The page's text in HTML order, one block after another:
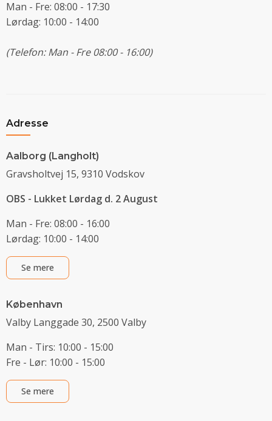
Man - Fre: 08:00 - 17:30
Lørdag: 10:00 - 14:00
(Telefon: Man - Fre 08:00 - 16:00)
Adresse
Aalborg (Langholt)
Gravsholtvej 15, 9310 Vodskov
OBS - Lukket Lørdag d. 2 August
Man - Fre: 08:00 - 16:00
Lørdag: 10:00 - 14:00
Se mere
København
Valby Langgade 30, 2500 Valby
Man - Tirs: 10:00 - 15:00
Fre - Lør: 10:00 - 15:00
Se mere